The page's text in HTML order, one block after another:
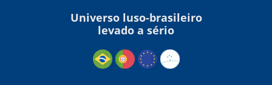
Universo luso-brasileiro
levado a sério